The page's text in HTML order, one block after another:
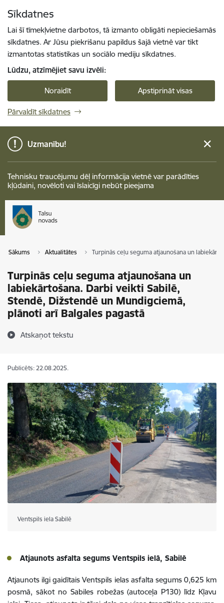
Sīkdatnes
Lai šī tīmekļvietne darbotos, tā izmanto obligāti nepieciešamās
sīkdatnes. Ar Jūsu piekrišanu papildus šajā vietnē var tikt
izmantotas statistikas un sociālo mediju sīkdatnes.
Lūdzu, atzīmējiet savu izvēli:
Noraidīt Apstiprināt visas
Pārvaldīt sīkdatnes
Uzmanību!
Tehnisku traucējumu dēļ informācija vietnē var parādīties
kļūdaini, novēloti vai īslaicīgi nebūt pieejama
Sākums Aktualitātes Turpinās ceļu seguma atjaunošana un
Turpinās ceļu seguma atjaunošana un
labiekārtošana. Darbi veikti Sabilē,
Stendē, Dižstendē un Mundigciemā,
plānoti arī Balgales pagastā
Atskaņot tekstu
Publicēts: 22.08.2025.
Ventspils iela Sabilē
Atjaunots asfalta segums Ventspils ielā, Sabilē
Atjaunots ilgi gaidītais Ventspils ielas asfalta segums 0,625 km
posmā, sākot no Sabiles robežas (autoceļa P130) līdz Kļavu